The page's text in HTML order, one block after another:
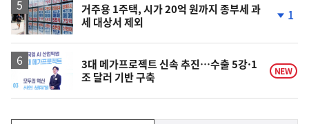
거주용 1주택, 시가 20억 원까지 종부세 과
세 대상서 제외
계
락
1
3대 메가프로젝트 신속 추진…수출 5강·1
조 달러 기반 구축
NEW